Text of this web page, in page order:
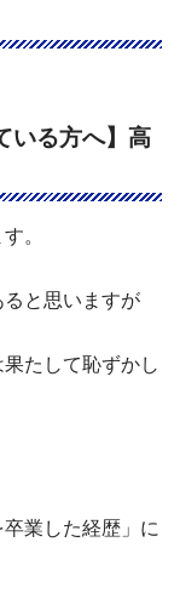
いる方へ】高
。
と思いますが
たして恥ずかし
業した経歴」に